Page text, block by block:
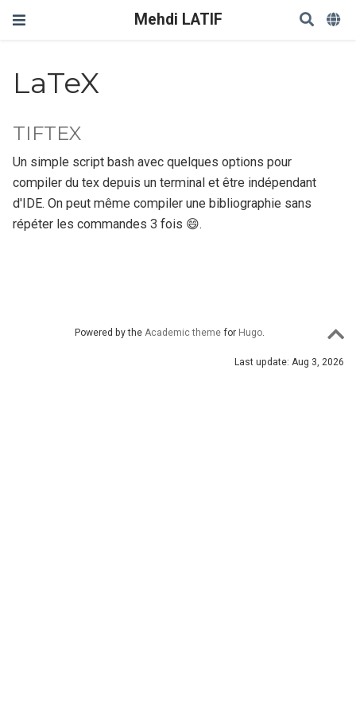
Mehdi LATIF
LaTeX
TIFTEX
Un simple script bash avec quelques options pour
compiler du tex depuis un terminal et être indépendant
d'IDE. On peut même compiler une bibliographie sans
répéter les commandes 3 fois 😄.
Powered by the Academic theme for Hugo.
Last update: Aug 3, 2026